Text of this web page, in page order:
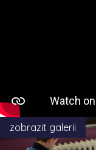
zobrazit galerii